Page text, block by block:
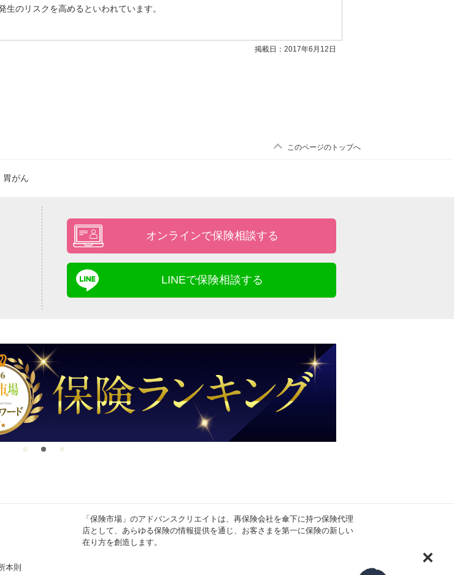
のリスクを高めるといわれています。
掲載日：2017年6月12日
×
このページのトップへ
胃がん
オンラインで保険相談する
LINEで保険相談する
本則
「保険市場」のアドバンスクリエイトは、再保険会社を傘下に持つ保険代理
店として、あらゆる保険の情報提供を通じ、お客さまを第一に保険の新しい
在り方を創造します。